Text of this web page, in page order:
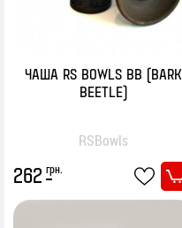
ЧАША RS BOWLS BB (BARK
BEETLE)
RSBowls
262 грн.